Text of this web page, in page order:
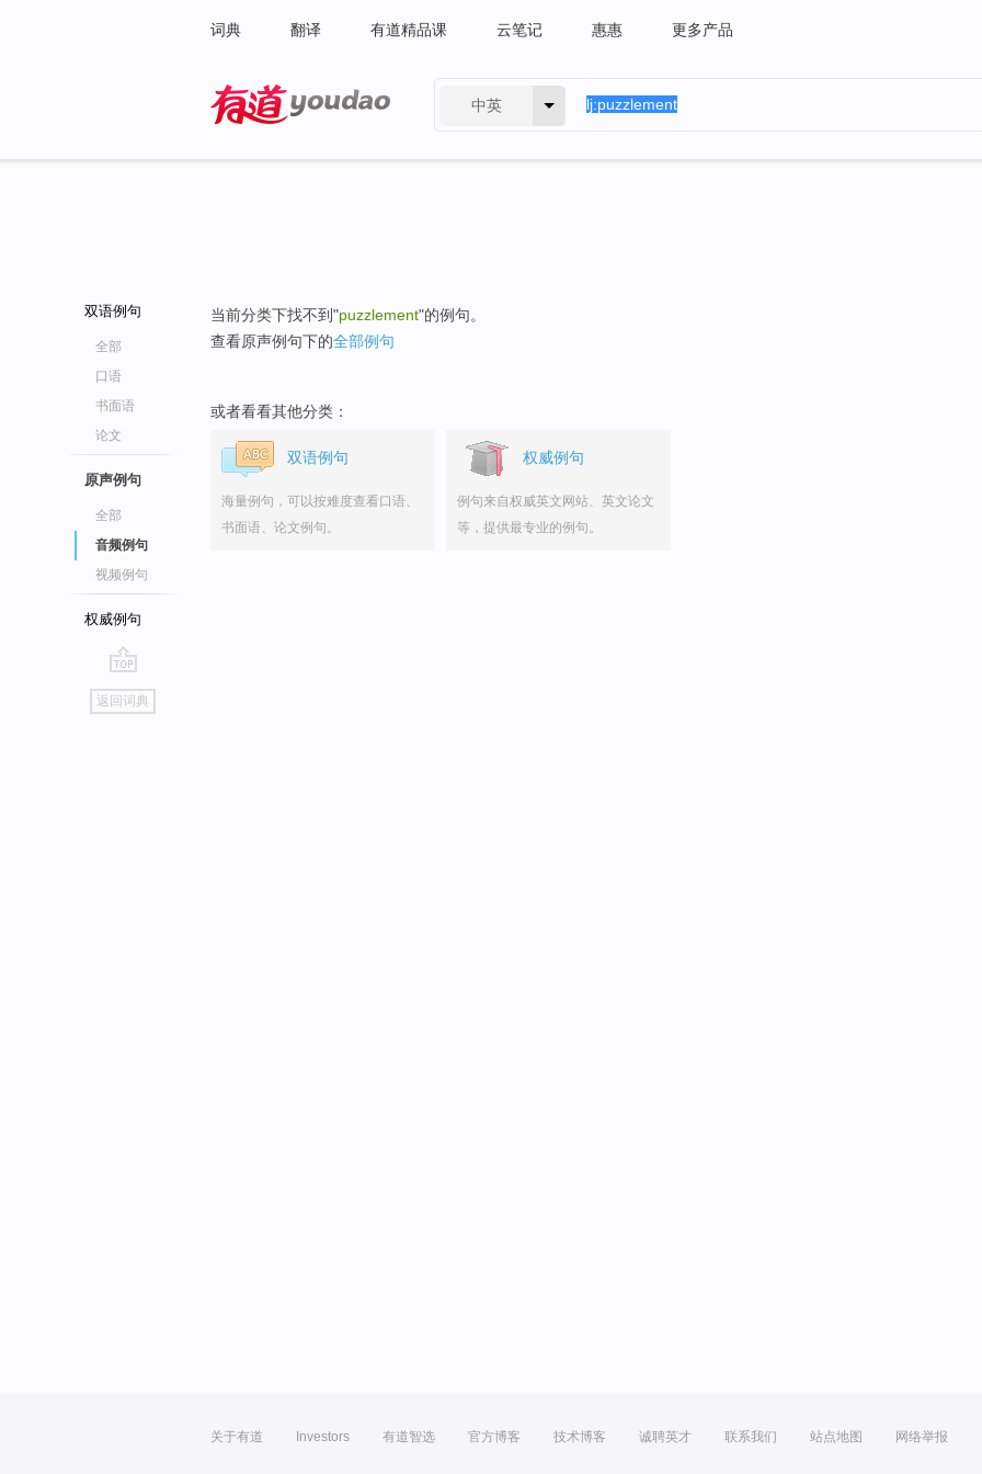
词典 翻译 有道精品课 云笔记 惠惠 更多产品
中英
双语例句
全部
口语
书面语
论文
原声例句
全部
音频例句
视频例句
权威例句
go
top
返回词典
当前分类下找不到"puzzlement"的例句。
查看原声例句下的全部例句
或者看看其他分类：
双语例句
海量例句，可以按难度查看口语、
书面语、论文例句。
权威例句
例句来自权威英文网站、英文论文
等，提供最专业的例句。
关于有道 Investors 有道智选 官方博客 技术博客 诚聘英才 联系我们 站点地图 网络举报